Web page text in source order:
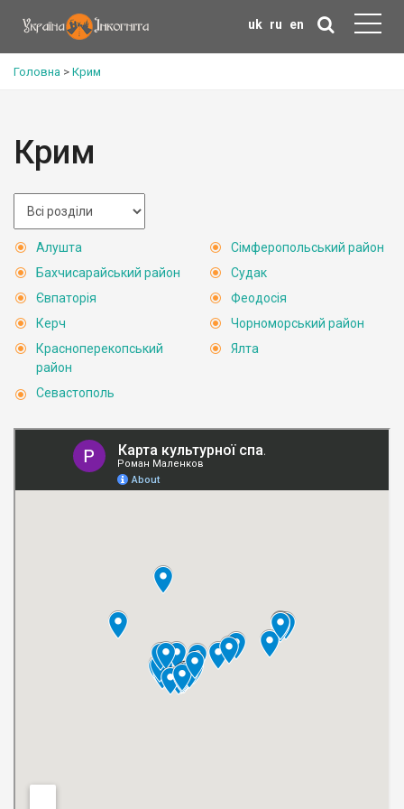
uk ru en
Головна > Крим
Крим
Алушта
Бахчисарайський район
Євпаторія
Керч
Красноперекопський
район
Севастополь
Сімферопольський район
Судак
Феодосія
Чорноморський район
Ялта